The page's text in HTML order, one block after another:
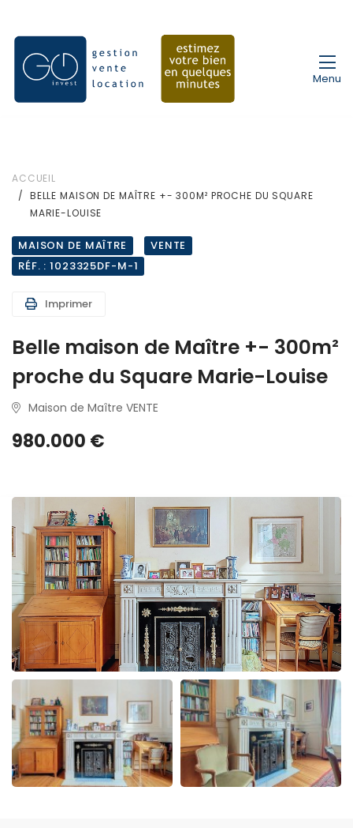
Menu
ACCUEIL
BELLE MAISON DE MAÎTRE +- 300M² PROCHE DU SQUARE
MARIE-LOUISE
MAISON DE MAÎTRE
VENTE
RÉF. : 1023325DF-M-1
Imprimer
Belle maison de Maître +- 300m²
proche du Square Marie-Louise
Maison de Maître VENTE
980.000 €